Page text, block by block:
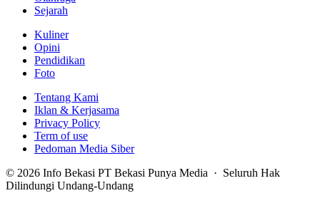
Sejarah
Kuliner
Opini
Pendidikan
Foto
Tentang Kami
Iklan & Kerjasama
Privacy Policy
Term of use
Pedoman Media Siber
© 2026 Info Bekasi PT Bekasi Punya Media · Seluruh Hak
Dilindungi Undang-Undang